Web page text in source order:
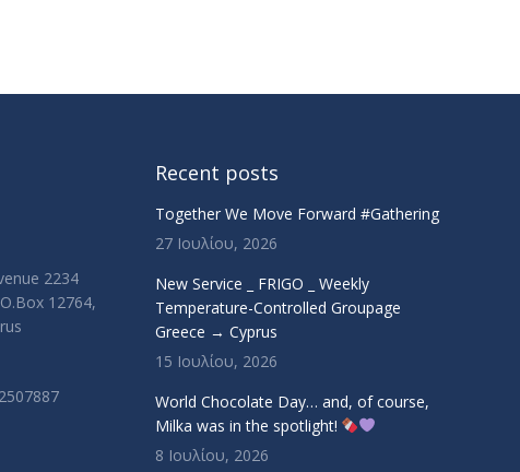
2234
12764,
Recent posts
Together We Move Forward #Gathering
27 Ιουλίου, 2026
New Service _ FRIGO _ Weekly
Temperature-Controlled Groupage
Greece → Cyprus
15 Ιουλίου, 2026
World Chocolate Day… and, of course,
Milka was in the spotlight!
8 Ιουλίου, 2026